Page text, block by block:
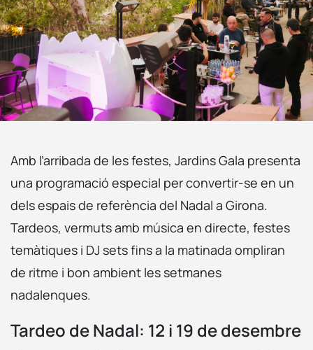
Amb l’arribada de les festes, Jardins Gala presenta
una programació especial per convertir-se en un
dels espais de referència del Nadal a Girona.
Tardeos, vermuts amb música en directe, festes
temàtiques i DJ sets fins a la matinada ompliran
de ritme i bon ambient les setmanes
nadalenques.
Tardeo de Nadal: 12 i 19 de desembre